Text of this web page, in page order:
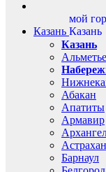
Казань
мой
Казань
Казань
Абакан
Апатиты
Армавир
Барнаул